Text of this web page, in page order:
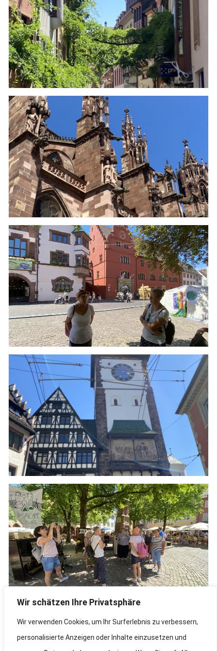
Wir schätzen Ihre Privatsphäre
Wir verwenden Cookies, um Ihr Surferlebnis zu verbessern,
personalisierte Anzeigen oder Inhalte einzusetzen und